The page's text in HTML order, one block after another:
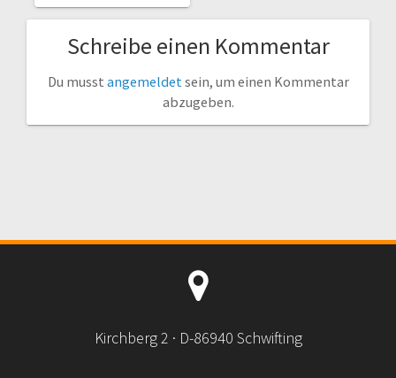
Schreibe einen Kommentar
Du musst angemeldet sein, um einen Kommentar
abzugeben.
Kirchberg 2 · D-86940 Schwifting